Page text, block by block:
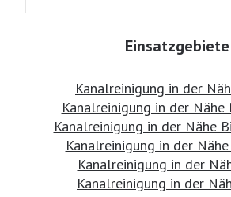
Einsatzgebiete
Kanalreinigung in der
Kanalreinigung in der Nähe
Kanalreinigung in der Nähe
Kanalreinigung in der Nähe
Kanalreinigung in der
Kanalreinigung in der